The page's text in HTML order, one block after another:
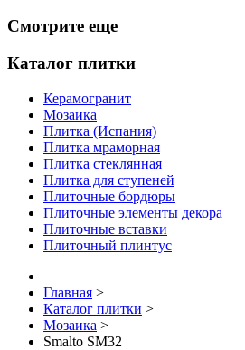
Смотрите еще
Каталог плитки
Керамогранит
Мозаика
Плитка (Испания)
Плитка мраморная
Плитка стеклянная
Плитка для ступеней
Плиточные бордюры
Плиточные элементы декора
Плиточные вставки
Плиточный плинтус
Главная >
Каталог плитки >
Мозаика >
Smalto SM32